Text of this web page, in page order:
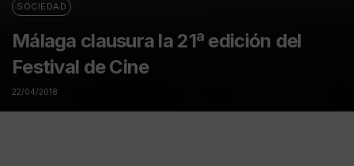
SOCIEDAD
Málaga clausura la 21ª edición del
Festival de Cine
22/04/2018